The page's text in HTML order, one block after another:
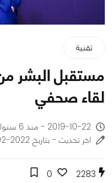
تقنية
مستقبل البشر
لقاء صحفي
2019-10-22 - منذ 6 سنوات
اخر تحديث - بتاريخ 2022-02-08
2283
0